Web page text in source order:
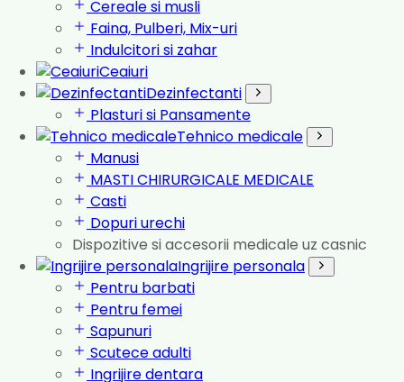
Cereale si musli
Faina, Pulberi, Mix-uri
Indulcitori si zahar
Ceaiuri
Dezinfectanti
Plasturi si Pansamente
Tehnico medicale
Manusi
MASTI CHIRURGICALE MEDICALE
Casti
Dopuri urechi
Dispozitive si accesorii medicale uz casnic
Ingrijire personala
Pentru barbati
Pentru femei
Sapunuri
Scutece adulti
Ingrijire dentara